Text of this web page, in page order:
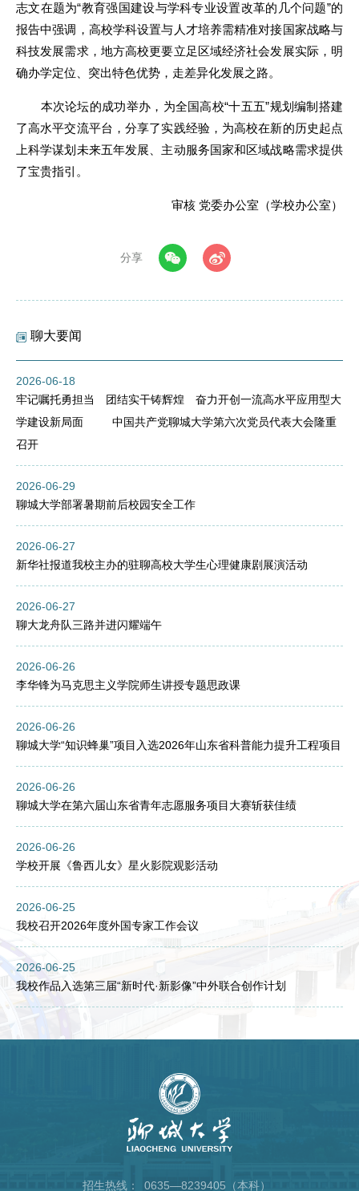
志文在题为“教育强国建设与学科专业设置改革的几个问题”的
报告中强调，高校学科设置与人才培养需精准对接国家战略与
科技发展需求，地方高校更要立足区域经济社会发展实际，明
确办学定位、突出特色优势，走差异化发展之路。
本次论坛的成功举办，为全国高校“十五五”规划编制搭建
了高水平交流平台，分享了实践经验，为高校在新的历史起点
上科学谋划未来五年发展、主动服务国家和区域战略需求提供
了宝贵指引。
审核 党委办公室（学校办公室）
分享
聊大要闻
2026-06-18
牢记嘱托勇担当 团结实干铸辉煌 奋力开创一流高水平应用型大
学建设新局面 中国共产党聊城大学第六次党员代表大会隆重
召开
2026-06-29
聊城大学部署暑期前后校园安全工作
2026-06-27
新华社报道我校主办的驻聊高校大学生心理健康剧展演活动
2026-06-27
聊大龙舟队三路并进闪耀端午
2026-06-26
李华锋为马克思主义学院师生讲授专题思政课
2026-06-26
聊城大学“知识蜂巢”项目入选2026年山东省科普能力提升工程项目
2026-06-26
聊城大学在第六届山东省青年志愿服务项目大赛斩获佳绩
2026-06-26
学校开展《鲁西儿女》星火影院观影活动
2026-06-25
我校召开2026年度外国专家工作会议
2026-06-25
我校作品入选第三届“新时代·新影像”中外联合创作计划
招生热线： 0635—8239405（本科）